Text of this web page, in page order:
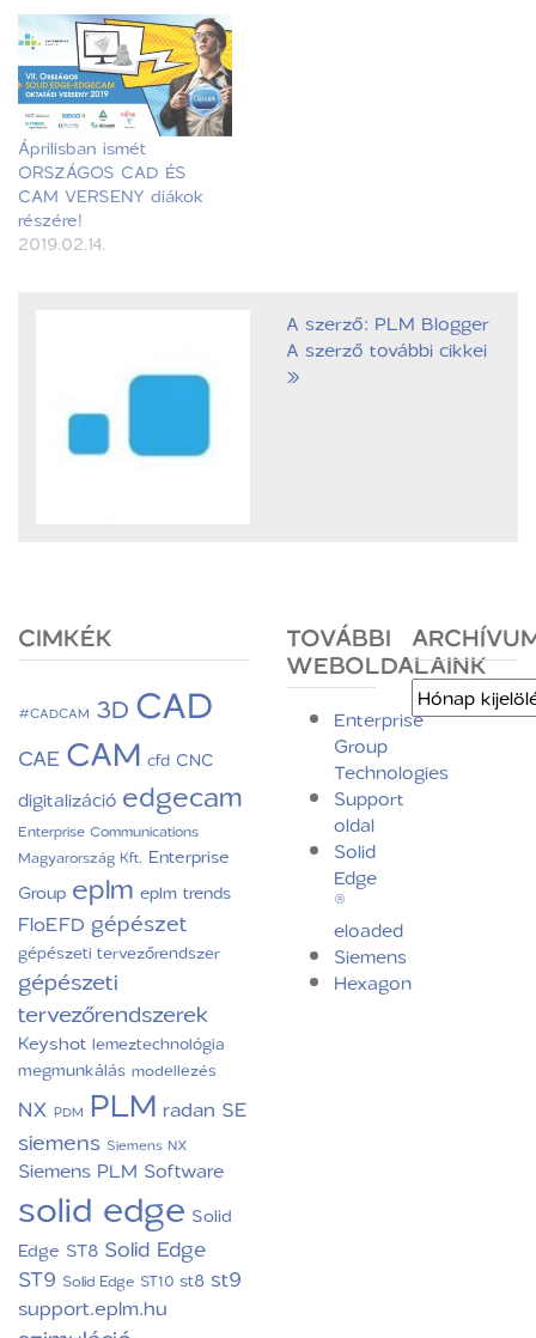
Áprilisban ismét
ORSZÁGOS CAD ÉS
CAM VERSENY diákok
részére!
2019.02.14.
A szerző: PLM Blogger
A szerző további cikkei
»
CIMKÉK
#CADCAM 3DCAD
CAE CAM cfd CNC
digitalizáció edgecam
Enterprise Communications
Magyarország Kft. Enterprise
Group eplm eplm trends
FloEFD gépészet
gépészeti tervezőrendszer
gépészeti
tervezőrendszerek
Keyshot lemeztechnológia
megmunkálás modellezés
NX PDM PLM radan SE
siemens Siemens NX
Siemens PLM Software
solid edge Solid
Edge ST8 Solid Edge
ST9 Solid Edge ST10 st8 st9
support.eplm.hu
TOVÁBBI
WEBOLDALAINK
Enterprise
Group
Technologies
Support
oldal
Solid
Edge
®
eloaded
Siemens
Hexagon
Archívum